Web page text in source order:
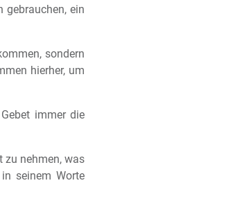
gebrauchen, ein
sondern
hierher, um
immer die
zu nehmen, was
seinem Worte